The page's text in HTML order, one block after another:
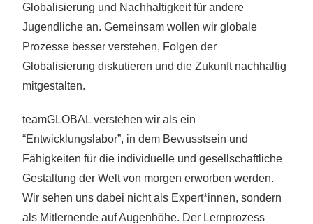
Globalisierung und Nachhaltigkeit für andere
Jugendliche an. Gemeinsam wollen wir globale
Prozesse besser verstehen, Folgen der
Globalisierung diskutieren und die Zukunft nachhaltig
mitgestalten.
teamGLOBAL verstehen wir als ein
“Entwicklungslabor”, in dem Bewusstsein und
Fähigkeiten für die individuelle und gesellschaftliche
Gestaltung der Welt von morgen erworben werden.
Wir sehen uns dabei nicht als Expert*innen, sondern
als Mitlernende auf Augenhöhe. Der Lernprozess